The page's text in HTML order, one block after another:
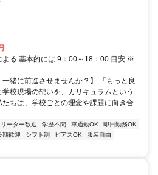
る 基本的には 9：00～18：00 目安 ※
緒に前進させませんか？】 「もっと良
校現場の想いを、カリキュラムという
ちは、学校ごとの理念や課題に向き合
リーター歓迎 学歴不問 車通勤OK
即日勤務OK
期歓迎 シフト制 ピアスOK
服装自由